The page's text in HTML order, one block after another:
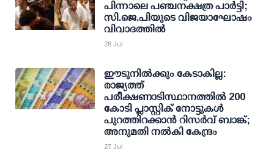
പിന്നാലെ പഞ്ചനക്ഷത്ര പാര്‍ട്ടി;
സി.ജെ.പിയുടെ വിജയാഘോഷം
വിവാദത്തില്‍
28 Jul
ഈടുനിൽക്കും കേടാകില്ല:
രാജ്യത്ത്
പരീക്ഷണാടിസ്ഥാനത്തില്‍ 200
കോടി പ്ലാസ്റ്റിക് നോട്ടുകള്‍
പുറത്തിറക്കാന്‍ റിസര്‍വ് ബാങ്ക്;
അനുമതി നല്‍കി കേന്ദ്രം
27 Jul